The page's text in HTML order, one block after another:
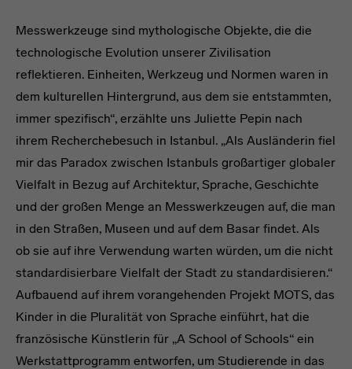
Messwerkzeuge sind mythologische Objekte, die die
technologische Evolution unserer Zivilisation
reflektieren. Einheiten, Werkzeug und Normen waren in
dem kulturellen Hintergrund, aus dem sie entstammten,
immer spezifisch“, erzählte uns Juliette Pepin nach
ihrem Recherchebesuch in Istanbul. „Als Ausländerin fiel
mir das Paradox zwischen Istanbuls großartiger globaler
Vielfalt in Bezug auf Architektur, Sprache, Geschichte
und der großen Menge an Messwerkzeugen auf, die man
in den Straßen, Museen und auf dem Basar findet. Als
ob sie auf ihre Verwendung warten würden, um die nicht
standardisierbare Vielfalt der Stadt zu standardisieren.“
Aufbauend auf ihrem vorangehenden Projekt MOTS, das
Kinder in die Pluralität von Sprache einführt, hat die
französische Künstlerin für „A School of Schools“ ein
Werkstattprogramm entworfen, um Studierende in das